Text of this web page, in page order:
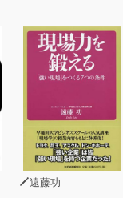
遠藤功